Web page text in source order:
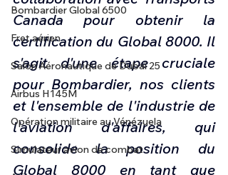
Bombardier Global 6500
Fret aérien
Salon Aéronautique de Dubaï 25
Airbus H145M
Opération militaire au Vénézuela
Simulateur avion de combat
Canada pour obtenir la
certification du Global 8000. Il
s'agit d'une étape cruciale
pour Bombardier, nos clients
et l'ensemble de l'industrie de
l'aviation d'affaires, qui
consolide la position du
Global 8000 en tant que